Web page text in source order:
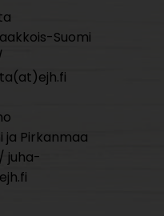
Suomi
ja Pirkanmaa
juha-